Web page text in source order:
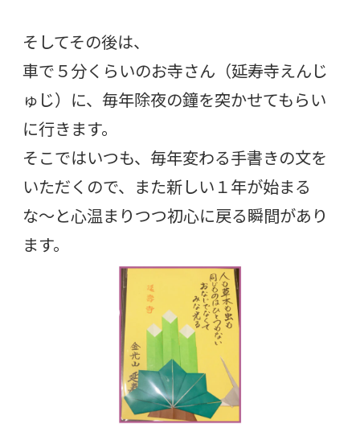
そしてその後は、
車で５分くらいのお寺さん（延寿寺えんじ
ゅじ）に、毎年除夜の鐘を突かせてもらい
に行きます。
そこではいつも、毎年変わる手書きの文を
いただくので、また新しい１年が始まる
な〜と心温まりつつ初心に戻る瞬間があり
ます。